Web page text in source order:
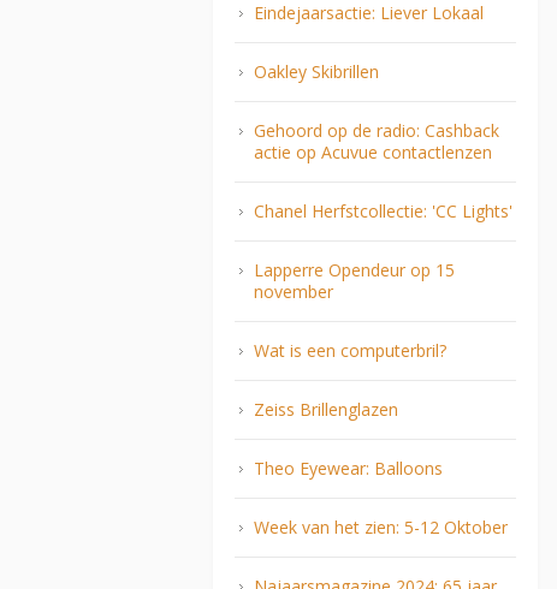
Eindejaarsactie: Liever Lokaal
Oakley Skibrillen
Gehoord op de radio: Cashback
actie op Acuvue contactlenzen
Chanel Herfstcollectie: 'CC Lights'
Lapperre Opendeur op 15
november
Wat is een computerbril?
Zeiss Brillenglazen
Theo Eyewear: Balloons
Week van het zien: 5-12 Oktober